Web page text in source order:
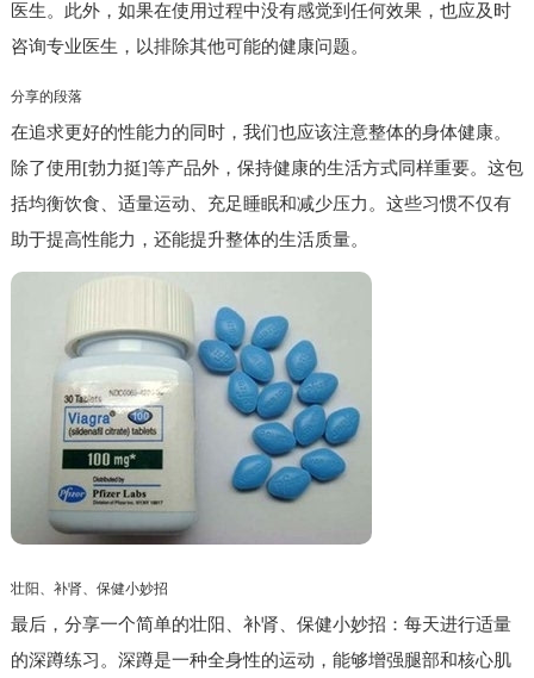
医生。此外，如果在使用过程中没有感觉到任何效果，也应及时
咨询专业医生，以排除其他可能的健康问题。
分享的段落
在追求更好的性能力的同时，我们也应该注意整体的身体健康。
除了使用[勃力挺]等产品外，保持健康的生活方式同样重要。这包
括均衡饮食、适量运动、充足睡眠和减少压力。这些习惯不仅有
助于提高性能力，还能提升整体的生活质量。
壮阳、补肾、保健小妙招
最后，分享一个简单的壮阳、补肾、保健小妙招：每天进行适量
的深蹲练习。深蹲是一种全身性的运动，能够增强腿部和核心肌